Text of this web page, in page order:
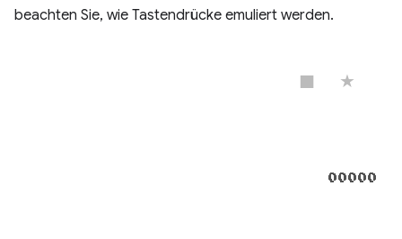
beachten Sie, wie Tastendrücke emuliert werden.